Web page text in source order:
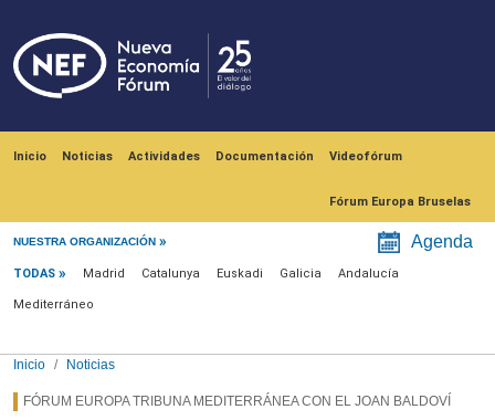
Inicio Noticias Actividades Documentación Videofórum
Fórum Europa Bruselas
NUESTRA ORGANIZACIÓN Agenda
Menú noticias
TODAS Madrid Catalunya Euskadi Galicia Andalucía
Mediterráneo
Inicio Noticias
FÓRUM EUROPA TRIBUNA MEDITERRÁNEA CON EL JOAN BALDOVÍ